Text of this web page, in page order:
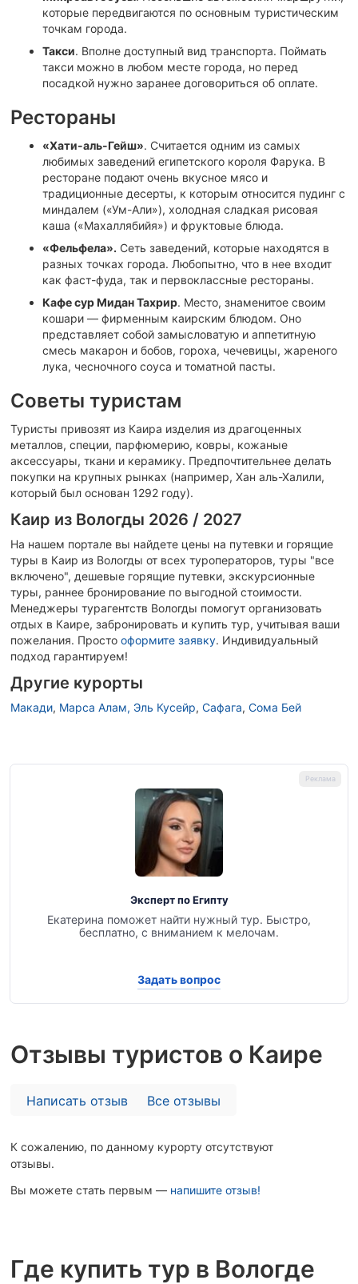
которые передвигаются по основным туристическим
точкам города.
Такси. Вполне доступный вид транспорта. Поймать
такси можно в любом месте города, но перед
посадкой нужно заранее договориться об оплате.
Рестораны
«Хати-аль-Гейш». Считается одним из самых
любимых заведений египетского короля Фарука. В
ресторане подают очень вкусное мясо и
традиционные десерты, к которым относится пудинг с
миндалем («Ум-Али»), холодная сладкая рисовая
каша («Махаллябийя») и фруктовые блюда.
«Фельфела». Сеть заведений, которые находятся в
разных точках города. Любопытно, что в нее входит
как фаст-фуда, так и первоклассные рестораны.
Кафе сур Мидан Тахрир. Место, знаменитое своим
кошари — фирменным каирским блюдом. Оно
представляет собой замысловатую и аппетитную
смесь макарон и бобов, гороха, чечевицы, жареного
лука, чесночного соуса и томатной пасты.
Советы туристам
Туристы привозят из Каира изделия из драгоценных
металлов, специи, парфюмерию, ковры, кожаные
аксессуары, ткани и керамику. Предпочтительнее делать
покупки на крупных рынках (например, Хан аль-Халили,
который был основан 1292 году).
Каир из Вологды 2026 / 2027
На нашем портале вы найдете цены на путевки и горящие
туры в Каир из Вологды от всех туроператоров, туры "все
включено", дешевые горящие путевки, экскурсионные
туры, раннее бронирование по выгодной стоимости.
Менеджеры турагентств Вологды помогут организовать
отдых в Каире, забронировать и купить тур, учитывая ваши
пожелания. Просто оформите заявку. Индивидуальный
подход гарантируем!
Другие курорты
Макади, Марса Алам, Эль Кусейр, Сафага, Сома Бей
Эксперт по Египту
Екатерина поможет найти нужный тур. Быстро,
бесплатно, с вниманием к мелочам.
Задать вопрос
Отзывы туристов о Каире
Написать отзыв Все отзывы
К сожалению, по данному курорту отсутствуют
отзывы.
Вы можете стать первым — напишите отзыв!
Где купить тур в Вологде